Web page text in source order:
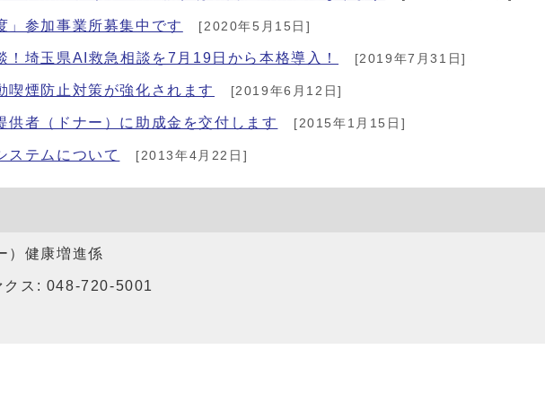
」参加事業所募集中です [2020年5月15日]
！埼玉県AI救急相談を7月19日から本格導入！ [2019年7月31日]
喫煙防止対策が強化されます [2019年6月12日]
供者（ドナー）に助成金を交付します [2015年1月15日]
ステムについて [2013年4月22日]
）健康増進係
ス: 048-720-5001